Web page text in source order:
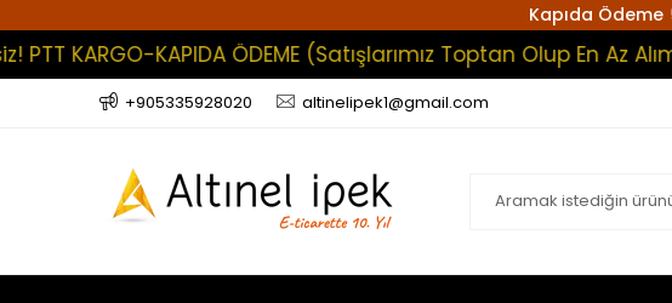
Kapıda Ödeme
KAPIDA ÖDEME (Satışlarımız Toptan Olup En Az Alım 200
+905335928020 altinelipek1@gmail.com